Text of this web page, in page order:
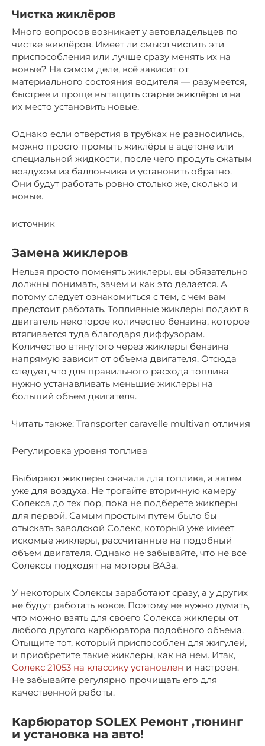
Чистка жиклёров
Много вопросов возникает у автовладельцев по
чистке жиклёров. Имеет ли смысл чистить эти
приспособления или лучше сразу менять их на
новые? На самом деле, всё зависит от
материального состояния водителя — разумеется,
быстрее и проще вытащить старые жиклёры и на
их место установить новые.
Однако если отверстия в трубках не разносились,
можно просто промыть жиклёры в ацетоне или
специальной жидкости, после чего продуть сжатым
воздухом из баллончика и установить обратно.
Они будут работать ровно столько же, сколько и
новые.
источник
Замена жиклеров
Нельзя просто поменять жиклеры. вы обязательно
должны понимать, зачем и как это делается. А
потому следует ознакомиться с тем, с чем вам
предстоит работать. Топливные жиклеры подают в
двигатель некоторое количество бензина, которое
втягивается туда благодаря диффузорам.
Количество втянутого через жиклеры бензина
напрямую зависит от объема двигателя. Отсюда
следует, что для правильного расхода топлива
нужно устанавливать меньшие жиклеры на
больший объем двигателя.
Читать также: Transporter caravelle multivan отличия
Регулировка уровня топлива
Выбирают жиклеры сначала для топлива, а затем
уже для воздуха. Не трогайте вторичную камеру
Солекса до тех пор, пока не подберете жиклеры
для первой. Самым простым путем было бы
отыскать заводской Солекс, который уже имеет
искомые жиклеры, рассчитанные на подобный
объем двигателя. Однако не забывайте, что не все
Солексы подходят на моторы ВАЗа.
У некоторых Солексы заработают сразу, а у других
не будут работать вовсе. Поэтому не нужно думать,
что можно взять для своего Солекса жиклеры от
любого другого карбюратора подобного объема.
Отыщите тот, который приспособлен для жигулей,
и приобретите такие жиклеры, как на нем. Итак,
Солекс 21053 на классику установлен и настроен.
Не забывайте регулярно прочищать его для
качественной работы.
Карбюратор SOLEX Ремонт ,тюнинг
и установка на авто!